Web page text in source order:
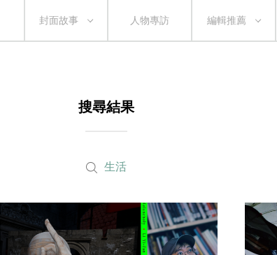
封面故事 人物專訪 編輯推薦
搜尋結果
生活